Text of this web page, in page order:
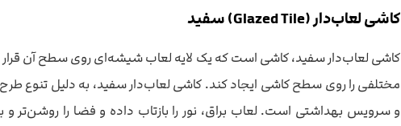
کاشی لعاب‌دار (Glazed Tile) سفید
کاشی لعاب‌دار سفید، کاشی است که یک لایه لعاب شیشه‌ای روی سطح آن قرار
مختلفی را روی سطح کاشی ایجاد کند. کاشی لعاب‌دار سفید، به دلیل تنوع
و سرویس بهداشتی است. لعاب براق، نور را بازتاب داده و فضا را روشن‌تر